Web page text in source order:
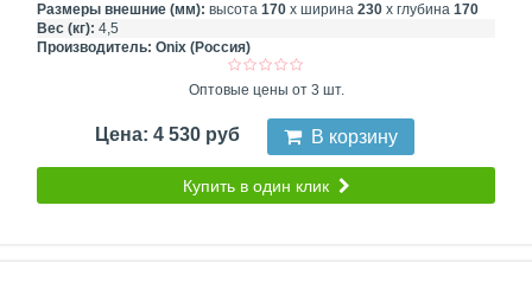
Размеры внешние (мм): высота 170 х ширина 230 х глубина 170
Вес (кг): 4,5
Производитель: Onix (Россия)
Оптовые цены от 3 шт.
Цена: 4 530 руб В корзину
Купить в один клик